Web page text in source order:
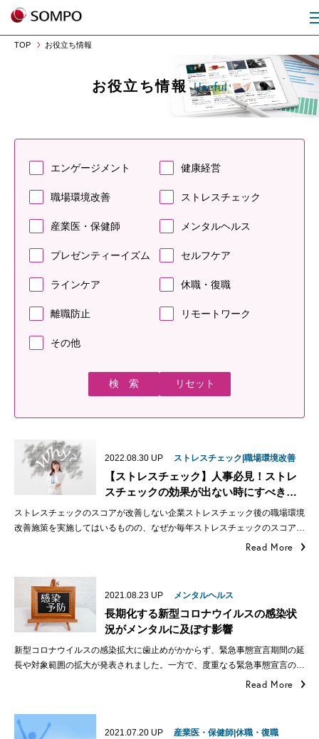
TOP お役立ち情報
お役立ち情報Useful
エンゲージメント 健康経営
職場環境改善 ストレスチェック
産業医・保健師 メンタルヘルス
プレゼンティーイズム セルフケア
ラインケア 休職・復職
離職防止 リモートワーク
その他
リセット
2022.08.30 UP ストレスチェック|職場環境改善
【ストレスチェック】人事必見！ストレ
スチェックの効果が出ない時にすべき…
ストレスチェックのスコアが改善しない企業ストレスチェック後の職場環境
改善施策を実施してはいるものの、なぜか毎年ストレスチェックのスコア…
Read More
2021.08.23 UP メンタルヘルス
長期化する新型コロナウイルスの感染状
況がメンタルに及ぼす影響
新型コロナウイルスの感染拡大に歯止めがかからず、緊急事態宣言期間の延
長や対象範囲の拡大が発表されました。一方で、度重なる緊急事態宣言の…
Read More
2021.07.20 UP 産業医・保健師|休職・復職